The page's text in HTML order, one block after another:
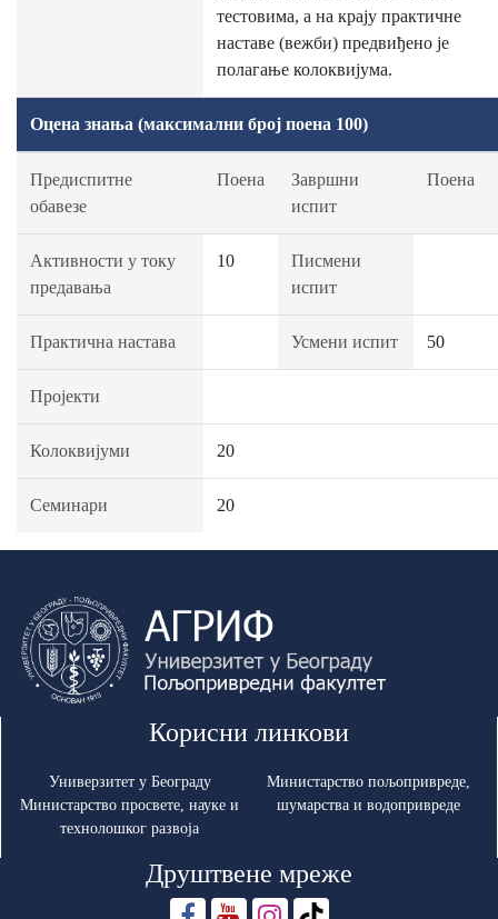
тестовима, а на крају практичне
наставе (вежби) предвиђено је
полагање колоквијума.
Оцена знања (максимални број поена 100)
Предиспитне
обавезе
Поена
Завршни
испит
Поена
Активности у току
предавања
10
Писмени
испит
Практична настава Усмени испит 50
Пројекти
Колоквијуми 20
Семинари 20
Корисни линкови
Универзитет у Београду
Министарство просвете, науке и
технолошког развоја
Министарство пољопривреде,
шумарства и водопривреде
Друштвене мреже